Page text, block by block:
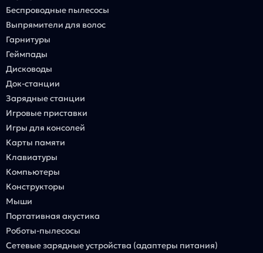
Беспроводные пылесосы
Выпрямители для волос
Гарнитуры
Геймпады
Дисководы
Док-станции
Зарядные станции
Игровые приставки
Игры для консолей
Карты памяти
Клавиатуры
Компьютеры
Конструкторы
Мыши
Портативная акустика
Роботы-пылесосы
Сетевые зарядные устройства (адаптеры питания)